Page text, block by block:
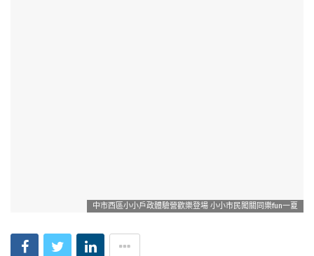
中市西區小小戶政體驗營歡樂登場 小小市民闖關同樂fun一夏